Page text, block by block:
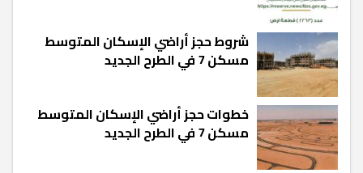
شروط حجز أراضي الإسكان المتوسط
مسكن 7 في الطرح الجديد
خطوات حجز أراضي الإسكان المتوسط
مسكن 7 في الطرح الجديد